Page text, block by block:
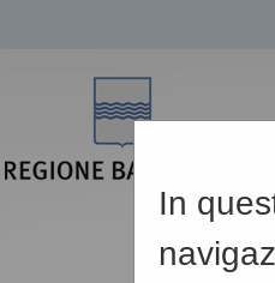
In